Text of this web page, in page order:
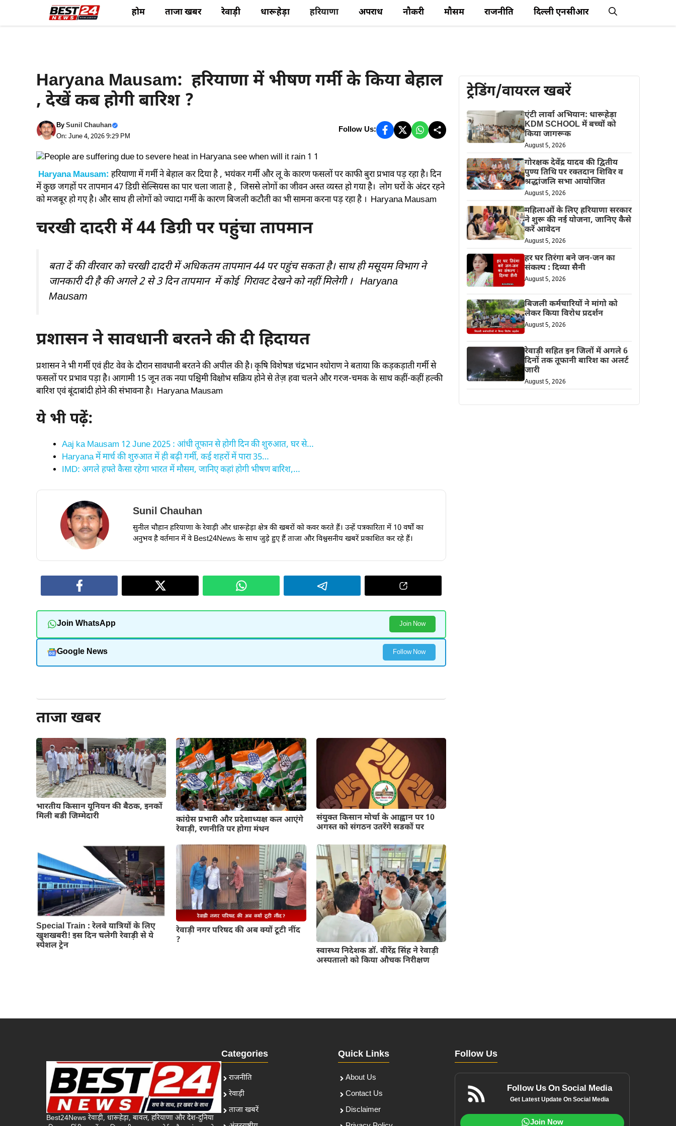
होम ताजा खबर रेवाड़ी धारूहेड़ा हरियाणा अपराध नौकरी मौसम राजनीति दिल्ली एनसीआर
Haryana Mausam: हरियाणा में भीषण गर्मी के किया बेहाल
, देखें कब होगी बारिश ?
BySunil Chauhan
On: June 4, 2026 9:29 PM
Follow Us:
Haryana Mausam: हरियाणा में गर्मी ने बेहाल कर दिया है , भयंकर गर्मी और लू के कारण फसलों पर काफी बुरा प्रभाव पड़ रहा है। दिन
में कुछ जगहों पर तापमान 47 डिग्री सेल्सियस का पार चला जाता है , जिससे लोगों का जीवन अस्त व्यस्त हो गया है। लोग घरों के अंदर रहने
को मजबूर हो गए है। और साथ ही लोगों को ज्यादा गर्मी के कारण बिजली कटौती का भी सामना करना पड़ रहा है । Haryana Mausam
चरखी दादरी में 44 डिग्री पर पहुंचा तापमान
बता दें की वीरवार को चरखी दादरी में अधिकतम तापमान 44 पर पहुंच सकता है। साथ ही मसूयम विभाग ने
जानकारी दी है की अगले 2 से 3 दिन तापमान में कोई गिरावट देखने को नहीं मिलेगी । Haryana
Mausam
प्रशासन ने सावधानी बरतने की दी हिदायत
प्रशासन ने भी गर्मी एवं हीट वेव के दौरान सावधानी बरतने की अपील की है। कृषि विशेषज्ञ चंद्रभान श्योराण ने बताया कि कड़कड़ाती गर्मी से
फसलों पर प्रभाव पड़ा है। आगामी 15 जून तक नया पश्चिमी विक्षोभ सक्रिय होने से तेज़ हवा चलने और गरज-चमक के साथ कहीं-कहीं हल्की
बारिश एवं बूंदाबांदी होने की संभावना है। Haryana Mausam
ये भी पढ़ें:
Aaj ka Mausam 12 June 2025 : आंधी तूफान से होगी दिन की शुरुआत, घर से…
Haryana में मार्च की शुरुआत में ही बढ़ी गर्मी, कई शहरों में पारा 35…
IMD: अगले हफ्ते कैसा रहेगा भारत में मौसम, जानिए कहां होगी भीषण बारिश,…
Sunil Chauhan
सुनील चौहान हरियाणा के रेवाड़ी और धारूहेड़ा क्षेत्र की खबरों को कवर करते हैं। उन्हें पत्रकारिता में 10 वर्षों का
अनुभव है वर्तमान में वे Best24News के साथ जुड़े हुए हैं ताजा और विश्वसनीय खबरें प्रकाशित कर रहे हैं।
Join WhatsApp Join Now
Google News Follow Now
ताजा खबर
भारतीय किसान यूनियन की बैठक, इनकों
मिली बडी जिम्मेदारी
कांग्रेस प्रभारी और प्रदेशाध्यक्ष कल आएंगे
रेवाड़ी, रणनीति पर होगा मंथन
संयुक्त किसान मोर्चा के आह्वान पर 10
अगस्त को संगठन उतरेंगे सडकों पर
Special Train : रेलवे यात्रियों के लिए
खुशखबरी! इस दिन चलेगी रेवाड़ी से ये
स्पेशल ट्रेन
रेवाड़ी नगर परिषद की अब क्यों टूटी नींद
?
स्वास्थ्य निदेशक डॉ. वीरेंद्र सिंह ने रेवाड़ी
अस्पतालो को किया औचक निरीक्षण
ट्रेडिंग/वायरल खबरें
एंटी लार्वा अभियान: धारूहेड़ा
KDM SCHOOL में बच्चों को
किया जागरूक
August 5, 2026
गोरक्षक देवेंद्र यादव की द्वितीय
पुण्य तिथि पर रक्तदान शिविर व
श्रद्धांजलि सभा आयोजित
August 5, 2026
महिलाओं के लिए हरियाणा सरकार
ने शुरू की नई योजना, जानिए कैसे
करें आवेदन
August 5, 2026
हर घर तिरंगा बने जन-जन का
संकल्प : दिव्या सैनी
August 5, 2026
बिजली कर्मचारियों ने मांगो को
लेकर किया विरोध प्रदर्शन
August 5, 2026
रेवाड़ी सहित इन जिलों में अगले 6
दिनों तक तूफानी बारिश का अलर्ट
जारी
August 5, 2026
Best24News रेवाड़ी, धारूहेड़ा, बावल, हरियाणा और देश-दुनिया
Categories
राजनीति
रेवाड़ी
ताजा खबरें
Quick Links
About Us
Contact Us
Disclaimer
Follow Us
Follow Us On Social Media
Get Latest Update On Social Media
Join Now